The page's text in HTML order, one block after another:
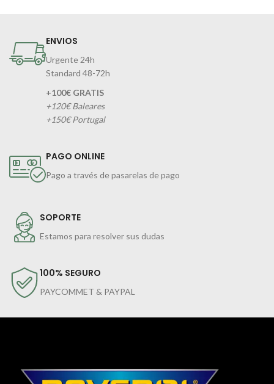
ENVIOS
Urgente 24h
Standard 48-72h
+100€ GRATIS
+120€ Baleares
+150€ Portugal
PAGO ONLINE
Pago a través de pasarelas de pago
SOPORTE
Estamos para resolver sus dudas
100% SEGURO
PAYCOMMET & PAYPAL